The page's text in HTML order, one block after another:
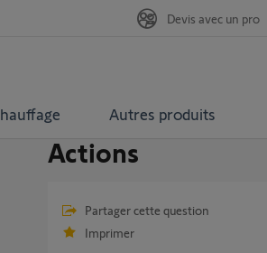
Autres produits
Devis avec un pro
Actions
Partager cette question
Imprimer